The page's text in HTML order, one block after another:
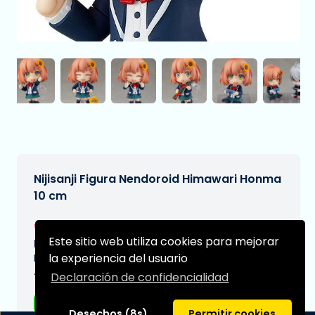
Este sitio web utiliza cookies para mejorar
la experiencia del usuario
Declaración de confidencialidad
Nijisanji Figura Nendoroid Himawari Honma
10 cm
€63,95
Fecha de entrega prevista:
N/A
Tipo: